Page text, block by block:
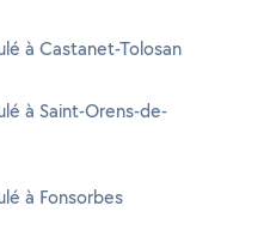
à Castanet-Tolosan
à Saint-Orens-de-
à Fonsorbes